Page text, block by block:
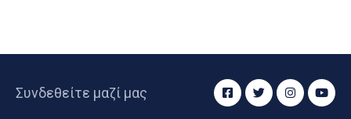
Συνδεθείτε μαζί μας